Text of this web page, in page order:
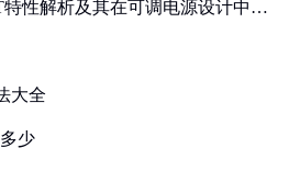
特性解析及其在可调电源设计中的
大全
少